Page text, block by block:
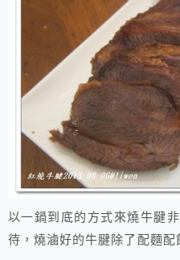
以一鍋到底的方式來燒牛腱
待，燒滷好的牛腱除了配麵配